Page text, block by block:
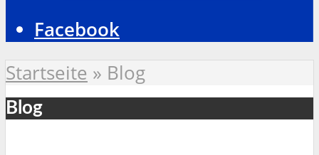
Facebook
Startseite » Blog
Blog